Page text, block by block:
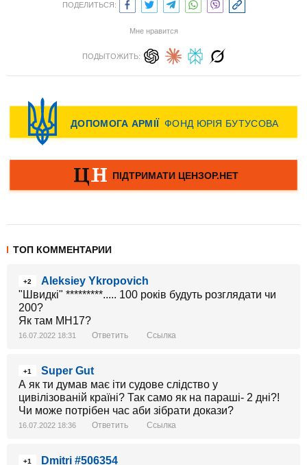
ПОДЕЛИТЬСЯ:
Мне нравится
ПОДЫТОЖИТЬ:
ТОП КОММЕНТАРИИ
+2
Aleksiey Ykropovich
"Швидкі" *********..... 100 років будуть розглядати чи
200?
Як там МН17?
16.07.2022 18:31 Ответить Ссылка
+1
Super Gut
А як ти думав має іти судове слідство у
цивілізованій країні? Так само як на параші- 2 дні?!
Чи може потрібен час аби зібрати докази?
16.07.2022 18:36 Ответить Ссылка
+1
Dmitri #506354